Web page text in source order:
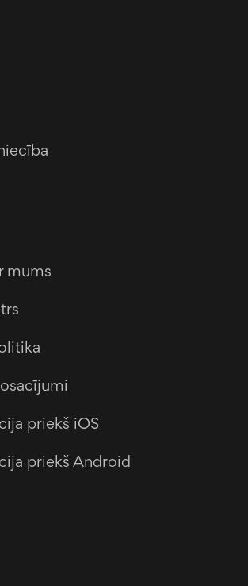
mums
priekš iOS
priekš Android